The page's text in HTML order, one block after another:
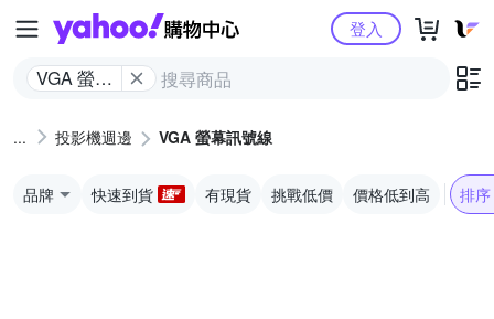
Yahoo購物中心
VGA 螢幕
登入
投影機週邊 VGA 螢幕訊號線
品牌 快速到貨 有現貨 挑戰低價 價格低到高 排序